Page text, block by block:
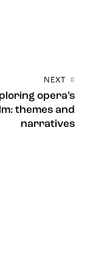
NEXT
opera’s
themes and
narratives